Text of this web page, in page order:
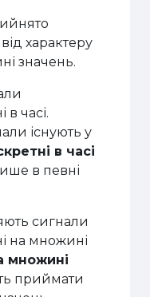
характеру
значень.
в часі.
існують у
в часі
в певні
сигнали
на множині
множині
приймати